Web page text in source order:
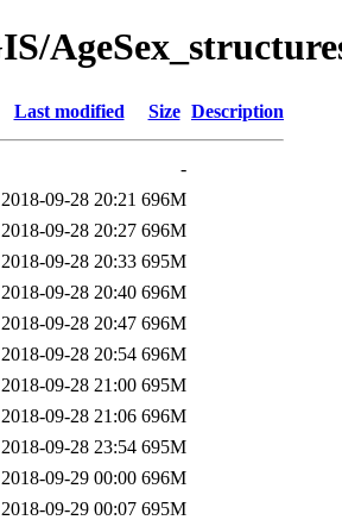
Last modified Size Description
-
2018-09-28 20:21 696M
2018-09-28 20:27 696M
2018-09-28 20:33 695M
2018-09-28 20:40 696M
2018-09-28 20:47 696M
2018-09-28 20:54 696M
2018-09-28 21:00 695M
2018-09-28 21:06 696M
2018-09-28 23:54 695M
2018-09-29 00:00 696M
2018-09-29 00:07 695M